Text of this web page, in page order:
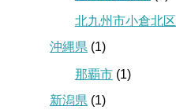
北九州市小倉北区
沖縄県 (1)
那覇市 (1)
新潟県 (1)